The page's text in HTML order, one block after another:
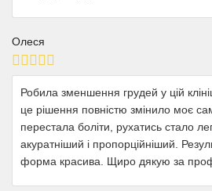
Олеся
Робила зменшення грудей у цій
це рішення повністю змінило моє
перестала боліти, рухатись стало
акуратніший і пропорційніший.
форма красива. Щиро дякую за